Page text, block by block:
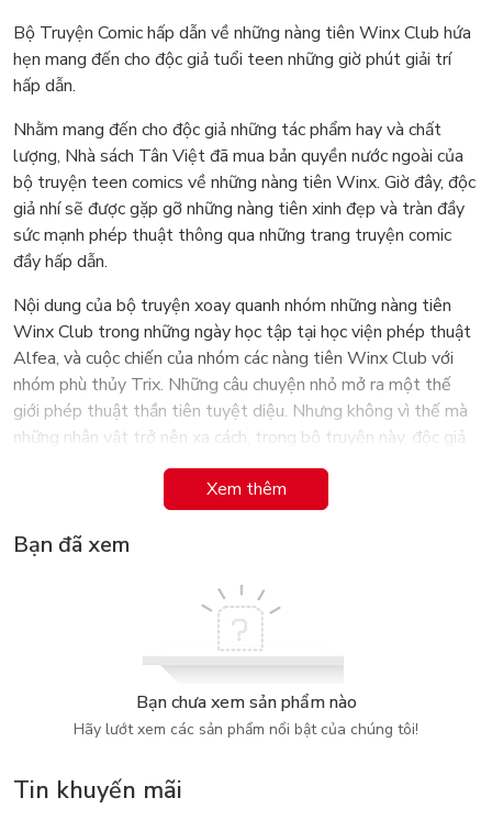
Bộ Truyện Comic hấp dẫn về những nàng tiên Winx Club hứa
hẹn mang đến cho độc giả tuổi teen những giờ phút giải trí
hấp dẫn.
Nhằm mang đến cho độc giả những tác phẩm hay và chất
lượng, Nhà sách Tân Việt đã mua bản quyền nước ngoài của
bộ truyện teen comics về những nàng tiên Winx. Giờ đây, độc
giả nhí sẽ được gặp gỡ những nàng tiên xinh đẹp và tràn đầy
sức mạnh phép thuật thông qua những trang truyện comic
đầy hấp dẫn.
Nội dung của bộ truyện xoay quanh nhóm những nàng tiên
Winx Club trong những ngày học tập tại học viện phép thuật
Alfea, và cuộc chiến của nhóm các nàng tiên Winx Club với
nhóm phù thủy Trix. Những câu chuyện nhỏ mở ra một thế
giới phép thuật thần tiên tuyệt diệu. Nhưng không vì thế mà
những nhân vật trở nên xa cách, trong bộ truyện này, độc giả
tuổi teen sẽ bắt gặp chính bản thân mình thông qua những
tình huống vô cùng quen thuộc trong cuộc sống hàng ngày,
như khi Bloom đến trường và làm quen với những người bạn
mới, hay khi Stella lần đầu tiên gặp Brandon và tình cảm tuổi
Từng câu chuyện với những tình tiết vui cười, xen lẫn pha hành
động gay cấn, đan cài là những bài học sâu sắc về tình bạn,
sức mạnh của sự đoàn kết, cái thiện luôn chiến thắng cái ác…
đem đến cho độc giả khoảng thời gian giải trí đầy thú vị, và ý
Nhóm các nàng tiên Winx: Bloom. Stella, Flora, Tecna, Musa
Xem thêm
Bạn đã xem
Bạn chưa xem sản phẩm nào
Hãy lướt xem các sản phẩm nổi bật của chúng tôi!
Tin khuyến mãi